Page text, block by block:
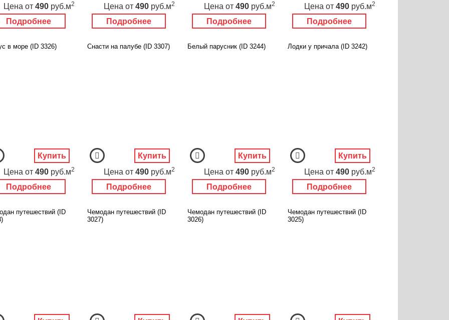
Подробнее
Цена от 490 руб.м2
Подробнее
Цена от 490 руб.м2
Подробнее
Цена от 490 руб.м2
Подробнее
Цена от 490 руб.м2
в море (ID 3326)
Подробнее
Цена от 490 руб.м2
Купить
Снасти на палубе (ID 3307)
Подробнее
Цена от 490 руб.м2
Купить
Белый парусник (ID 3244)
Подробнее
Цена от 490 руб.м2
Купить
Лодки у причала (ID 3242)
Подробнее
Цена от 490 руб.м2
Купить
путешествий (ID
Чемодан путешествий (ID
3027)
Чемодан путешествий (ID
3026)
Чемодан путешествий (ID
3025)